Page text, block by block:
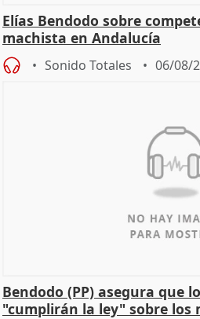
Elías Bendodo sobre
machista en Andalucía
Sonido Totales 06/08/
Bendodo (PP) asegura que
"cumplirán la ley" sobre los